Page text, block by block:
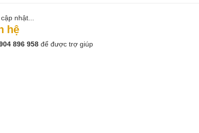
nhật...
hệ
896 958 để được trợ giúp